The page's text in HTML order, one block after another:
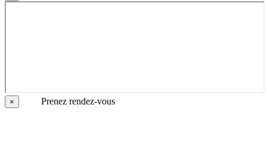
× Prenez rendez-vous